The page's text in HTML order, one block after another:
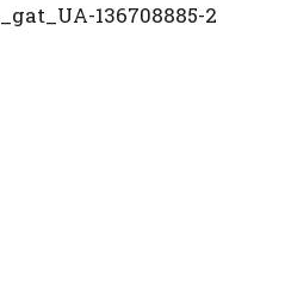
_gat_UA-136708885-2